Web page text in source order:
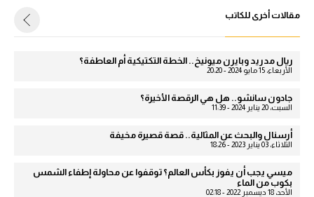
مقالات أخرى للكاتب
ريال مدريد وبايرن ميونيخ.. الخطة التكتيكية أم العاطفة؟
الأربعاء، 15 مايو 2024 - 20:20
جادون سانشو.. هل هي الرقصة الأخيرة؟
السبت، 20 يناير 2024 - 11:39
أرسنال والبحث عن المثالية.. قصة قصيرة مخيفة
الثلاثاء، 03 يناير 2023 - 18:26
ميسي يجب أن يفوز بكأس العالم؟ توقفوا عن محاولة إطفاء الشمس
بكوب من الماء
الأحد، 18 ديسمبر 2022 - 02:18